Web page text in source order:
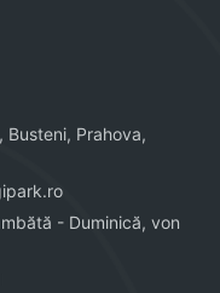
Prahova,
- Duminică, von